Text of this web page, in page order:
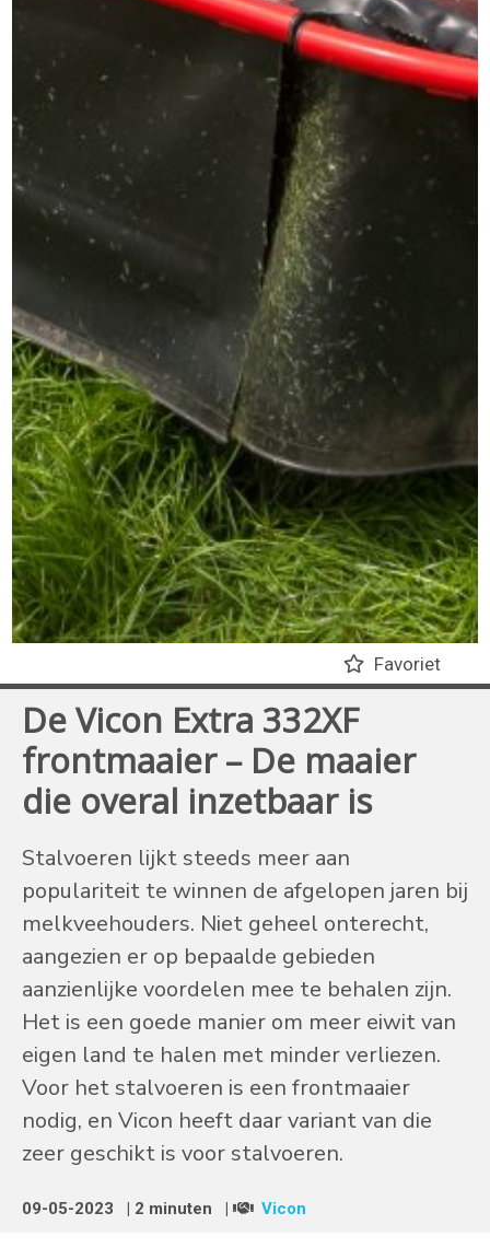
Favoriet
De Vicon Extra 332XF
frontmaaier – De maaier
die overal inzetbaar is
Stalvoeren lijkt steeds meer aan
populariteit te winnen de afgelopen jaren bij
melkveehouders. Niet geheel onterecht,
aangezien er op bepaalde gebieden
aanzienlijke voordelen mee te behalen zijn.
Het is een goede manier om meer eiwit van
eigen land te halen met minder verliezen.
Voor het stalvoeren is een frontmaaier
nodig, en Vicon heeft daar variant van die
zeer geschikt is voor stalvoeren.
09-05-2023 | 2 minuten | Vicon